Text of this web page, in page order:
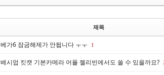
제목
베가6 잠금해제가 안됩니다 ㅜㅜ 1
베시업 킷캣 기본카메라 어플 젤리빈에서도 쓸 수 있을까요?